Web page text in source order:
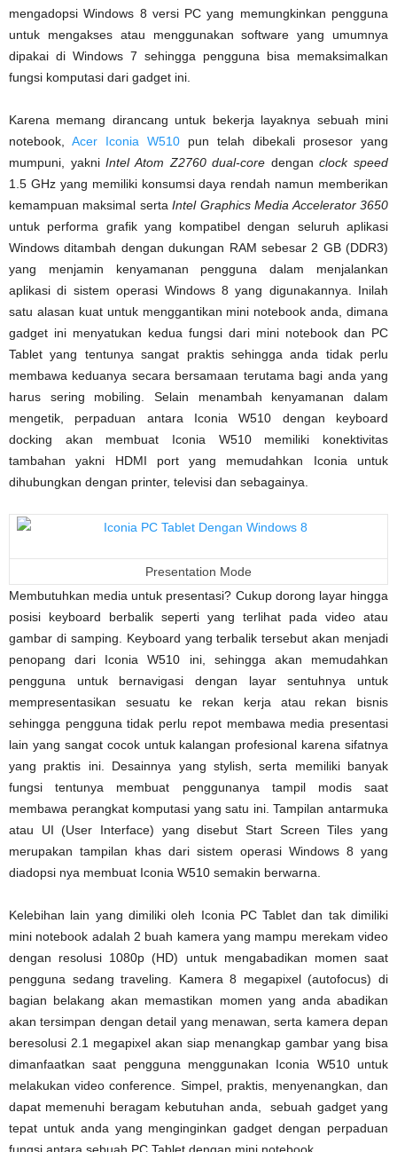
mengadopsi Windows 8 versi PC yang memungkinkan pengguna
untuk mengakses atau menggunakan software yang umumnya
dipakai di Windows 7 sehingga pengguna bisa memaksimalkan
fungsi komputasi dari gadget ini.
Karena memang dirancang untuk bekerja layaknya sebuah mini
notebook, Acer Iconia W510 pun telah dibekali prosesor yang
mumpuni, yakniIntel Atom Z2760 dual-core denganclock speed
1.5 GHz yang memiliki konsumsi daya rendah namun memberikan
kemampuan maksimal sertaIntel Graphics Media Accelerator 3650
untuk performa grafik yang kompatibel dengan seluruh aplikasi
Windows ditambah dengan dukungan RAM sebesar 2 GB (DDR3)
yang menjamin kenyamanan pengguna dalam menjalankan
aplikasi di sistem operasi Windows 8 yang digunakannya. Inilah
satu alasan kuat untuk menggantikan mini notebook anda, dimana
gadget ini menyatukan kedua fungsi dari mini notebook dan PC
Tablet yang tentunya sangat praktis sehingga anda tidak perlu
membawa keduanya secara bersamaan terutama bagi anda yang
harus sering mobiling. Selain menambah kenyamanan dalam
mengetik, perpaduan antara Iconia W510 dengan keyboard
docking akan membuat Iconia W510 memiliki konektivitas
tambahan yakni HDMI port yang memudahkan Iconia untuk
dihubungkan dengan printer, televisi dan sebagainya.
Presentation Mode
Membutuhkan media untuk presentasi? Cukup dorong layar hingga
posisi keyboard berbalik seperti yang terlihat pada video atau
gambar di samping. Keyboard yang terbalik tersebut akan menjadi
penopang dari Iconia W510 ini, sehingga akan memudahkan
pengguna untuk bernavigasi dengan layar sentuhnya untuk
mempresentasikan sesuatu ke rekan kerja atau rekan bisnis
sehingga pengguna tidak perlu repot membawa media presentasi
lain yang sangat cocok untuk kalangan profesional karena sifatnya
yang praktis ini. Desainnya yang stylish, serta memiliki banyak
fungsi tentunya membuat penggunanya tampil modis saat
membawa perangkat komputasi yang satu ini. Tampilan antarmuka
atau UI (User Interface) yang disebut Start Screen Tiles yang
merupakan tampilan khas dari sistem operasi Windows 8 yang
diadopsi nya membuat Iconia W510 semakin berwarna.
Kelebihan lain yang dimiliki oleh Iconia PC Tablet dan tak dimiliki
mini notebook adalah 2 buah kamera yang mampu merekam video
dengan resolusi 1080p (HD) untuk mengabadikan momen saat
pengguna sedang traveling. Kamera 8 megapixel (autofocus) di
bagian belakang akan memastikan momen yang anda abadikan
akan tersimpan dengan detail yang menawan, serta kamera depan
beresolusi 2.1 megapixel akan siap menangkap gambar yang bisa
dimanfaatkan saat pengguna menggunakan Iconia W510 untuk
melakukan video conference. Simpel, praktis, menyenangkan, dan
dapat memenuhi beragam kebutuhan anda, sebuah gadget yang
tepat untuk anda yang menginginkan gadget dengan perpaduan